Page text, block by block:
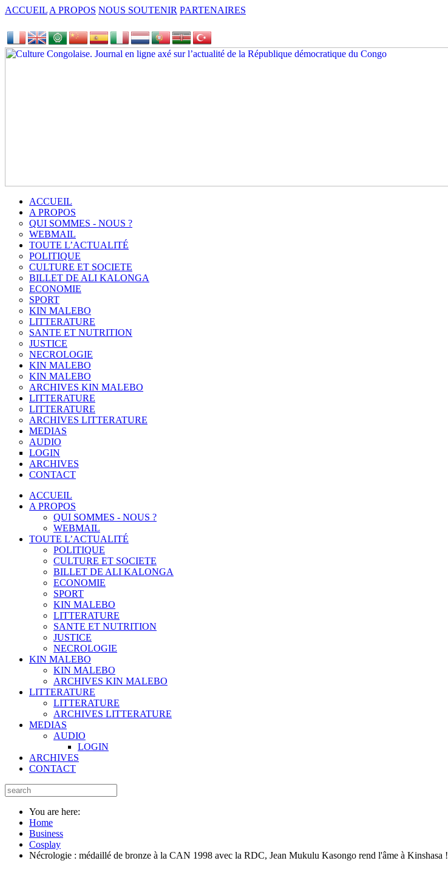
ACCUEIL A PROPOS NOUS SOUTENIR PARTENAIRES
ACCUEIL
A PROPOS
QUI SOMMES - NOUS ?
WEBMAIL
TOUTE L’ACTUALITÉ
POLITIQUE
CULTURE ET SOCIETE
BILLET DE ALI KALONGA
ECONOMIE
SPORT
KIN MALEBO
LITTERATURE
SANTE ET NUTRITION
JUSTICE
NECROLOGIE
KIN MALEBO
KIN MALEBO
ARCHIVES KIN MALEBO
LITTERATURE
LITTERATURE
ARCHIVES LITTERATURE
MEDIAS
AUDIO
LOGIN
ARCHIVES
CONTACT
ACCUEIL
A PROPOS
QUI SOMMES - NOUS ?
WEBMAIL
TOUTE L’ACTUALITÉ
POLITIQUE
CULTURE ET SOCIETE
BILLET DE ALI KALONGA
ECONOMIE
SPORT
KIN MALEBO
LITTERATURE
SANTE ET NUTRITION
JUSTICE
NECROLOGIE
KIN MALEBO
KIN MALEBO
ARCHIVES KIN MALEBO
LITTERATURE
LITTERATURE
ARCHIVES LITTERATURE
MEDIAS
AUDIO
LOGIN
ARCHIVES
CONTACT
You are here:
Home
Business
Cosplay
Nécrologie : médaillé de bronze à la CAN 1998 avec la RDC, Jean Mukulu Kasongo rend l'âme à Kinshasa !